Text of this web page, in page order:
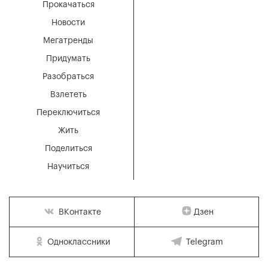
Мегатренды
Придумать
Разобраться
Взлететь
Новости
Переключиться
Жить
Поделиться
Научиться
Прокачаться
ВКонтакте Дзен
Одноклассники Telegram